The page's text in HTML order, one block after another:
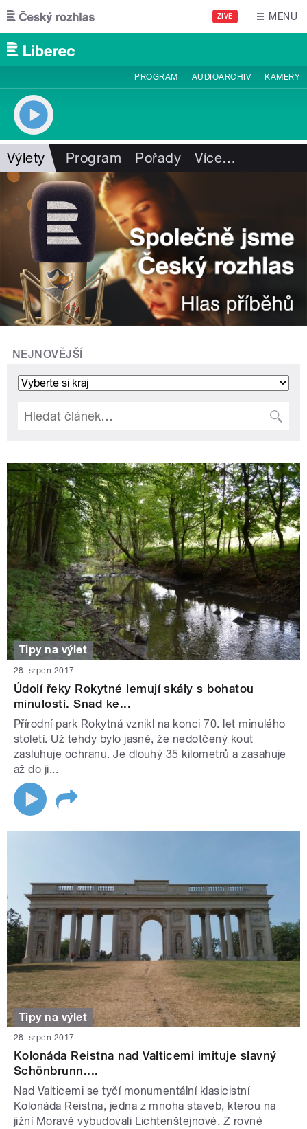
Přejít k hlavnímu obsahu
ŽIVĚ MENU
PROGRAM AUDIOARCHIV KAMERY
Výlety Program Pořady Více…
NEJNOVĚJŠÍ
Tipy na výlet
28. srpen 2017
Údolí řeky Rokytné lemují skály s bohatou
minulostí. Snad ke...
Přírodní park Rokytná vznikl na konci 70. let minulého
století. Už tehdy bylo jasné, že nedotčený kout
zasluhuje ochranu. Je dlouhý 35 kilometrů a zasahuje
až do ji...
Tipy na výlet
28. srpen 2017
Kolonáda Reistna nad Valticemi imituje slavný
Schönbrunn....
Nad Valticemi se tyčí monumentální klasicistní
Kolonáda Reistna, jedna z mnoha staveb, kterou na
jižní Moravě vybudovali Lichtenštejnové. Z rovné